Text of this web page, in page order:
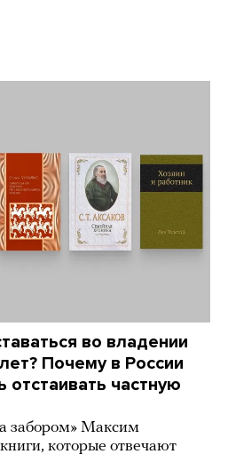
во владении
Почему в России
отстаивать частную
забором» Максим
которые отвечают